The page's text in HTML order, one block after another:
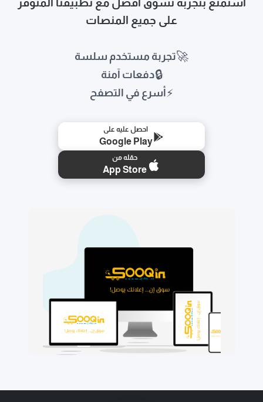
استمتع بتجربة تسوق أفضل مع تطبيقنا المتوفر
على جميع المنصات
🚀تجربة مستخدم سلسة
🔒دفعات آمنة
⚡أسرع في التصفح
احصل عليه على
Google Play
حمّله من
App Store
📱
⭐
🚚